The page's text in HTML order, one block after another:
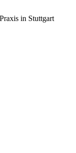
in Stuttgart